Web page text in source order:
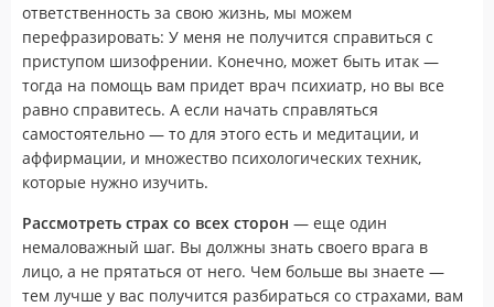
ответственность за свою жизнь, мы можем
перефразировать: У меня не получится справиться с
приступом шизофрении. Конечно, может быть итак —
тогда на помощь вам придет врач психиатр, но вы все
равно справитесь. А если начать справляться
самостоятельно — то для этого есть и медитации, и
аффирмации, и множество психологических техник,
которые нужно изучить.
Рассмотреть страх со всех сторон — еще один
немаловажный шаг. Вы должны знать своего врага в
лицо, а не прятаться от него. Чем больше вы знаете —
тем лучше у вас получится разбираться со страхами, вам